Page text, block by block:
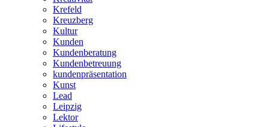
Krefeld
Kreuzberg
Kultur
Kunden
Kundenberatung
Kundenbetreuung
kundenpräsentation
Kunst
Lead
Leipzig
Lektor